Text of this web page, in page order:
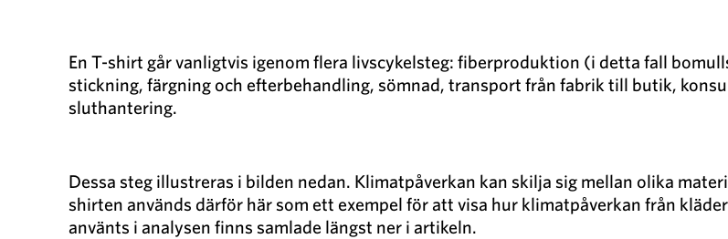
En T-shirt går vanligtvis igenom flera livscykelsteg: fiberproduktion (i detta fall
stickning, färgning och efterbehandling, sömnad, transport från fabrik till butik,
sluthantering.
Dessa steg illustreras i bilden nedan. Klimatpåverkan kan skilja sig mellan olika
shirten används därför här som ett exempel för att visa hur klimatpåverkan från
använts i analysen finns samlade längst ner i artikeln.